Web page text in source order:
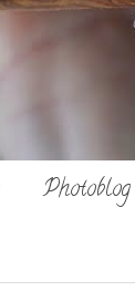
Photoblog